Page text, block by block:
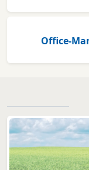
Office-